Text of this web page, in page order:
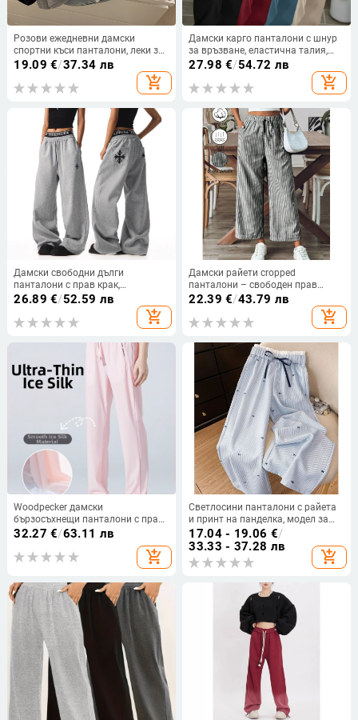
Розови ежедневни дамски
спортни къси панталони, леки за
лятото, свободен крой
19.09 €/37.34 лв
add_shopping_cart
Дамски карго панталони с шнур
за връзване, еластична талия,
Cool Silk-Cotton плат, 95%
полиестер + 2% спандекс, пролет
2025, casual стил
27.98 €/54.72 лв
add_shopping_cart
Дамски свободни дълги
панталони с прав крак,
американски ретро стил, двойна
талия с кръстосване, ежедневни
и удобни
26.89 €/52.59 лв
add_shopping_cart
Дамски райети cropped
панталони – свободен прав
силует, широки крачоли,
еластична талия, леки летни
22.39 €/43.79 лв
add_shopping_cart
Woodpecker дамски
бързосъхнещи панталони с прав
силует за лято, тънък ice-silk
панталони с UV защита
32.27 €/63.11 лв
add_shopping_cart
Светлосини панталони с райета
и принт на панделка, модел за
пролетта 2025, ежедневни
широки панталони с висока
талия за дами
17.04 - 19.06 €/
33.33 - 37.28 лв
add_shopping_cart